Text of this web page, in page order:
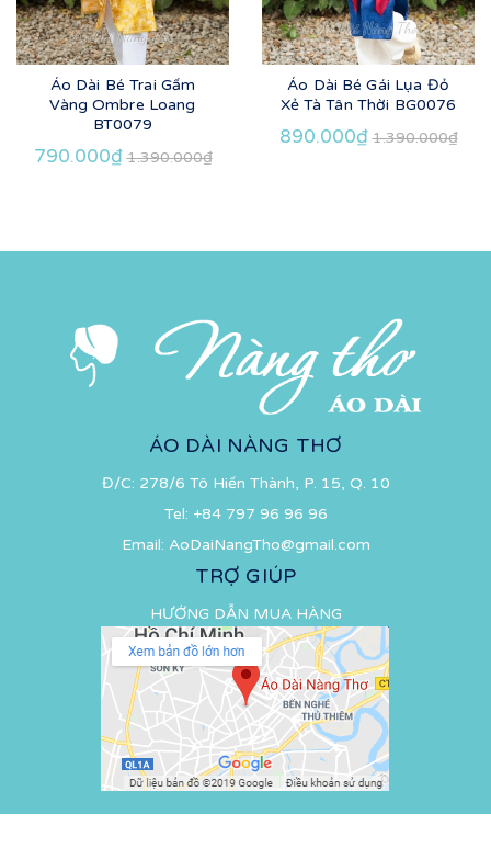
Áo Dài Bé Trai Gấm
Vàng Ombre Loang
BT0079
790.000₫ 1.390.000₫
Áo Dài Bé Gái Lụa Đỏ
Xẻ Tà Tân Thời BG0076
890.000₫ 1.390.000₫
ÁO DÀI NÀNG THƠ
Đ/C: 278/6 Tô Hiến Thành, P. 15, Q. 10
Tel: +84 797 96 96 96
Email: AoDaiNangTho@gmail.com
TRỢ GIÚP
HƯỚNG DẪN MUA HÀNG